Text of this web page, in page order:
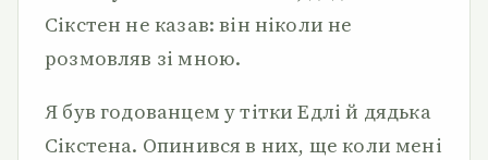
Сікстен не казав: він ніколи не
розмовляв зі мною.
Я був годованцем у тітки Едлі й дядька
Сікстена. Опинився в них, ще коли мені